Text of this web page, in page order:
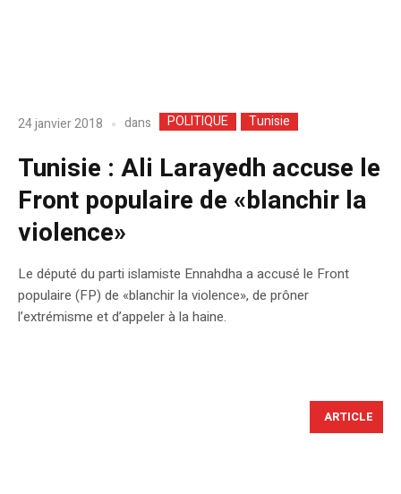
24 janvier 2018 dans POLITIQUE Tunisie
Tunisie : Ali Larayedh accuse le
Front populaire de «blanchir la
violence»
Le député du parti islamiste Ennahdha a accusé le Front
populaire (FP) de «blanchir la violence», de prôner
l’extrémisme et d’appeler à la haine.
ARTICLE